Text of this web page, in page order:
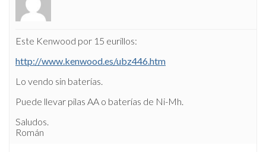
Este Kenwood por 15 eurillos:
http://www.kenwood.es/ubz446.htm
Lo vendo sin baterías.
Puede llevar pilas AA o baterías de Ni-Mh.
Saludos.
Román